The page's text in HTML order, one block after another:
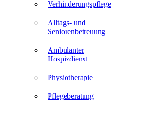
Verhinderungspflege
Alltags- und
Seniorenbetreuung
Ambulanter
Hospizdienst
Physiotherapie
Pflegeberatung